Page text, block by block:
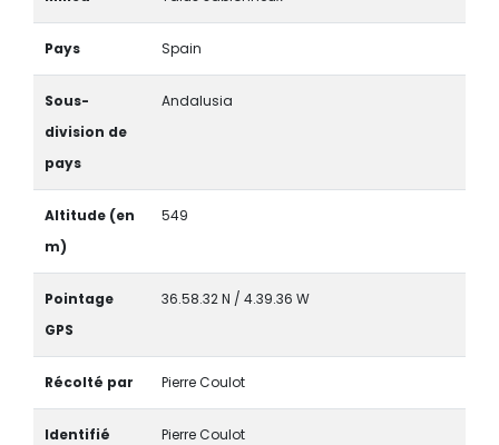
Pays Spain
Sous-
division de
pays
Andalusia
Altitude (en
m)
549
Pointage
GPS
36.58.32 N / 4.39.36 W
Récolté par Pierre Coulot
Identifié
Pierre Coulot